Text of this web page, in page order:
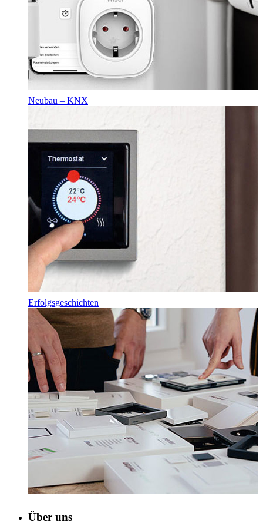
Neubau – KNX
Erfolgsgeschichten
Über uns